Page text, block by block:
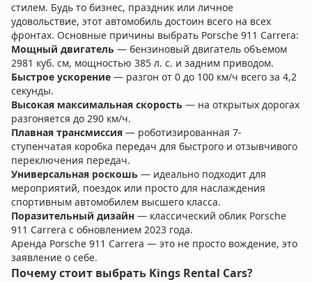
стилем. Будь то бизнес, праздник или личное
удовольствие, этот автомобиль достоин всего на всех
фронтах. Основные причины выбрать Porsche 911 Carrera:
Мощный двигатель — бензиновый двигатель объемом
2981 куб. см, мощностью 385 л. с. и задним приводом.
Быстрое ускорение — разгон от 0 до 100 км/ч всего за 4,2
секунды.
Высокая максимальная скорость — на открытых дорогах
разгоняется до 290 км/ч.
Плавная трансмиссия — роботизированная 7-
ступенчатая коробка передач для быстрого и отзывчивого
переключения передач.
Универсальная роскошь — идеально подходит для
мероприятий, поездок или просто для наслаждения
спортивным автомобилем высшего класса.
Поразительный дизайн — классический облик Porsche
911 Carrera с обновлением 2023 года.
Аренда Porsche 911 Carrera — это не просто вождение, это
заявление о себе.
Почему стоит выбрать Kings Rental Cars?